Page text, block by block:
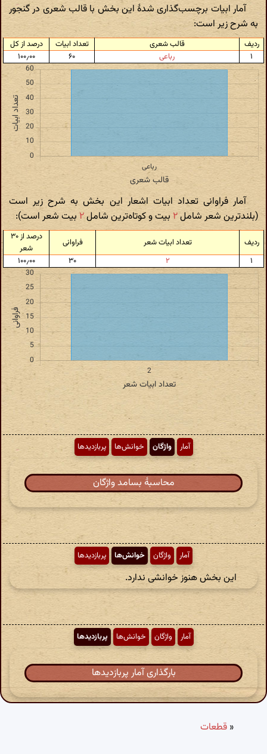
آمار ابیات برچسب‌گذاری شدهٔ این بخش با قالب شعری در گنجور
به شرح زیر است:
ردیف قالب شعری تعداد ابیات
درصد از کل
۱
رباعی ۶۰ ۱۰۰٫۰۰
آمار فراوانی تعداد ابیات اشعار این بخش به شرح زیر است
(بلندترین شعر شامل۲ بیت و کوتاه‌ترین شامل۲ بیت شعر است):
ردیف تعداد ابیات شعر فراوانی
درصد از ۳۰
شعر
۱
۲ ۳۰ ۱۰۰٫۰۰
آمار واژگان خوانش‌ها پربازدیدها
محاسبهٔ بسامد واژگان
آمار واژگان خوانش‌ها پربازدیدها
این بخش هنوز خوانشی ندارد.
آمار واژگان خوانش‌ها پربازدیدها
بارگذاری آمار پربازدیدها
« قطعات